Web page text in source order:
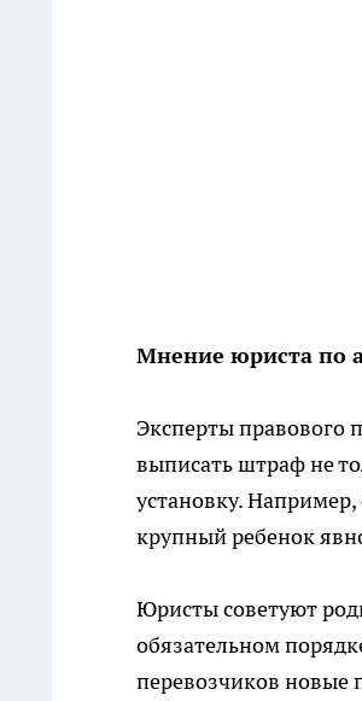
Мнение юриста по
Эксперты правового
выписать штраф не
установку.
крупный ребенок
Юристы советуют
обязательном
перевозчиков новые